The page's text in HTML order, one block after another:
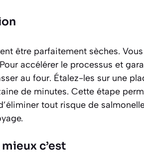
être parfaitement sèches.
accélérer le processus et
au four. Étalez-les sur une
de minutes. Cette étape
tout risque de
c’est